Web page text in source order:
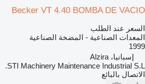
Becker VT 4.40 BOMBA DE VACIO
السعر عند الطلب
المعدات الصناعية - المضخة الصناعية
1999
إسبانيا، Alzira
STI Machinery Maintenance Industrial S.L.
الاتصال بالبائع